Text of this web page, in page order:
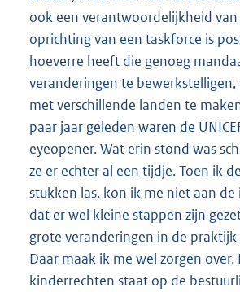
ook een verantwoordelijkheid van
oprichting van een taskforce is
hoeverre heeft die genoeg
veranderingen te
met verschillende landen te
paar jaar geleden waren de
eyeopener. Wat erin stond was
ze er echter al een tijdje. Toen ik
stukken las, kon ik me niet aan
dat er wel kleine stappen zijn
grote veranderingen in de
Daar maak ik me wel zorgen
kinderrechten staat op de